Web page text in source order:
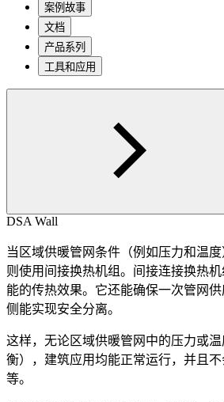
案例故事
文档
产品系列
工具和应用
DSA Wall
当区域供暖管网条件（例如压力和温度
则使用间接换热机组。间接连接换热
能的传热效果。它还能确保一次管网
侧能实现安全分离。
这样，无论区域供暖管网中的压力或
衡），建筑应用均能正常运行，并且
等。